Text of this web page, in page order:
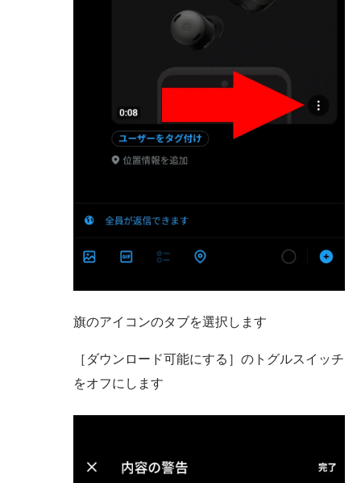
旗のアイコンのタブを選択します
［ダウンロード可能にする］のトグルスイッチ
をオフにします